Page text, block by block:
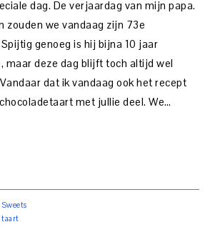
dag. De verjaardag van mijn papa.
zouden we vandaag zijn 73e
genoeg is hij bijna 10 jaar
maar deze dag blijft toch altijd wel
dat ik vandaag ook het recept
met jullie deel. We…
Sweets
taart